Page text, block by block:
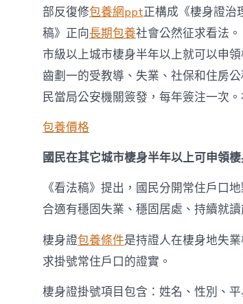
部反復修包養網ppt正構成《棲身證治
稿》正向長期包養社會公然征求看法
市級以上城市棲身半年以上就可以申
齒劃一的受教導、失業、社保和住房
民當局公安機關簽發，每年簽注一次
包養價格
國民在其它城市棲身半年以上可申領
《看法稿》提出，國民分開常住戶口
合適有穩固失業、穩固居處、持續就
棲身證包養條件是持證人在棲身地失
求掛號常住戶口的證實。
棲身證掛號項目包含：姓名、性別、